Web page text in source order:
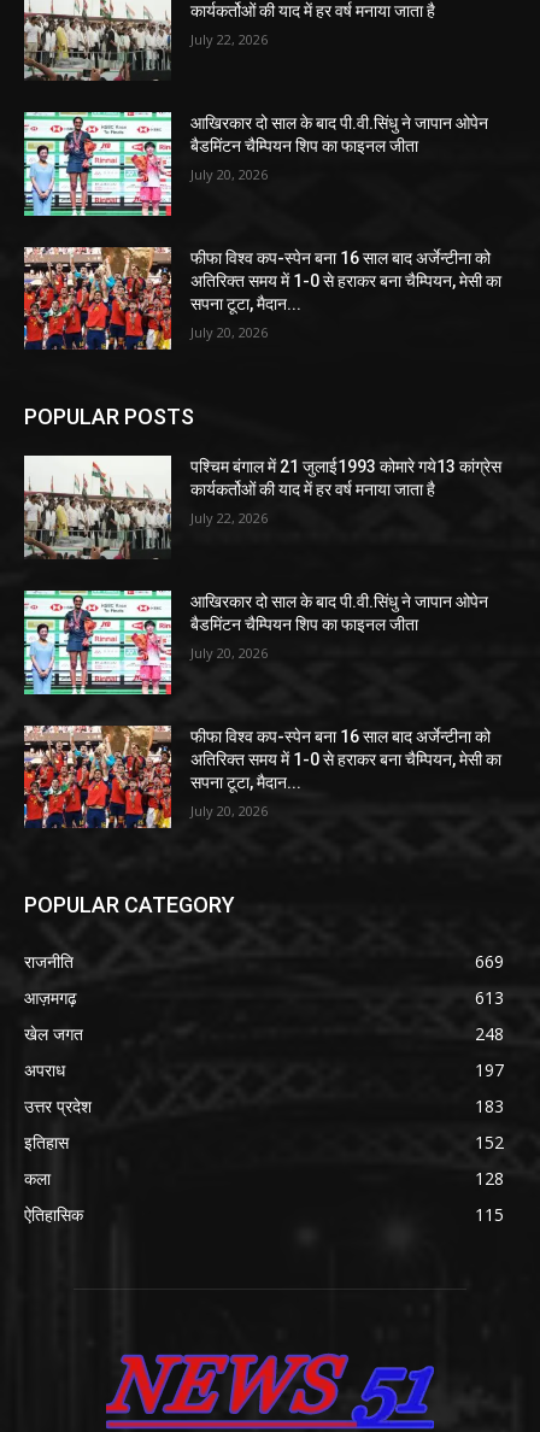
कार्यकर्तोओं की याद में हर वर्ष मनाया जाता है
July 22, 2026
आखिरकार दो साल के बाद पी.वी.सिंधु ने जापान ओपेन
बैडमिंटन चैम्पियन शिप का फाइनल जीता
July 20, 2026
फीफा विश्व कप-स्पेन बना 16 साल बाद अर्जेन्टीना को
अतिरिक्त समय में 1-0 से हराकर बना चैम्पियन, मेसी का
सपना टूटा, मैदान...
July 20, 2026
POPULAR POSTS
पश्चिम बंगाल में 21 जुलाई1993 कोमारे गये13 कांग्रेस
कार्यकर्तोओं की याद में हर वर्ष मनाया जाता है
July 22, 2026
आखिरकार दो साल के बाद पी.वी.सिंधु ने जापान ओपेन
बैडमिंटन चैम्पियन शिप का फाइनल जीता
July 20, 2026
फीफा विश्व कप-स्पेन बना 16 साल बाद अर्जेन्टीना को
अतिरिक्त समय में 1-0 से हराकर बना चैम्पियन, मेसी का
सपना टूटा, मैदान...
July 20, 2026
POPULAR CATEGORY
राजनीति
669
आज़मगढ़
613
खेल जगत
248
अपराध
197
उत्तर प्रदेश
183
इतिहास
152
कला
128
ऐतिहासिक
115